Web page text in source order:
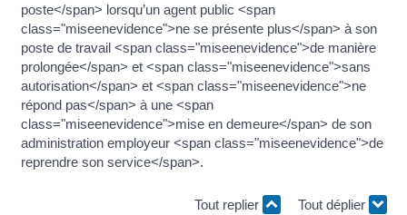
poste</span> lorsqu’un agent public <span
class="miseenevidence">ne se présente plus</span> à son
poste de travail <span class="miseenevidence">de manière
prolongée</span> et <span class="miseenevidence">sans
autorisation</span> et <span class="miseenevidence">ne
répond pas</span> à une <span
class="miseenevidence">mise en demeure</span> de son
administration employeur <span class="miseenevidence">de
reprendre son service</span>.
Tout replier Tout déplier